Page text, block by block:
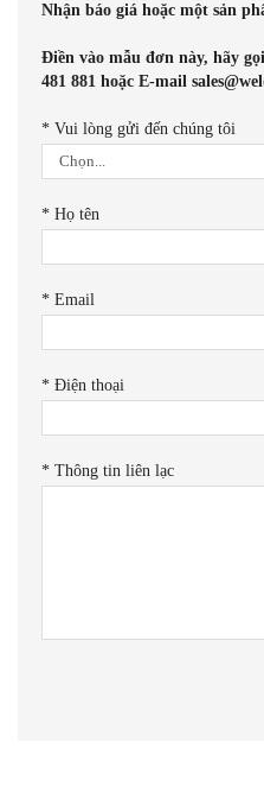
Nhận báo giá hoặc một sản
Điền vào mẫu đơn này, hãy
481 881 hoặc E-mail
* Vui lòng gửi đến chúng tôi
* Họ tên
* Email
* Điện thoại
* Thông tin liên lạc